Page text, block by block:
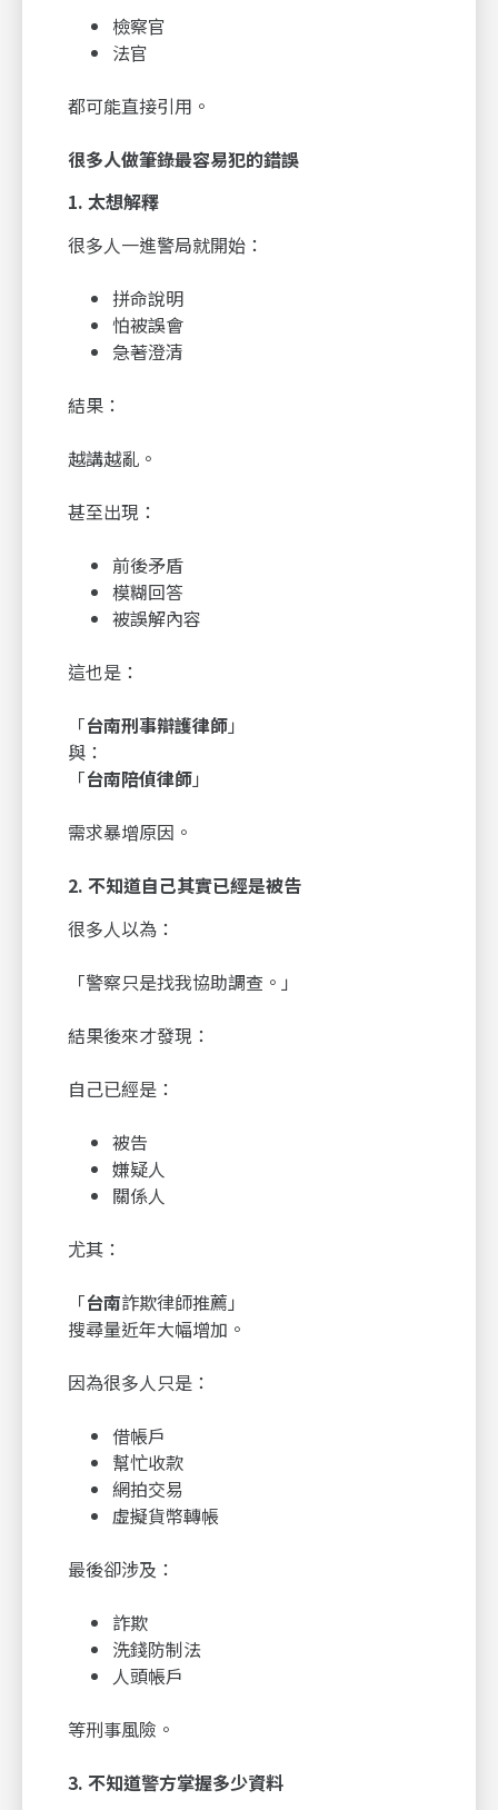
檢察官
法官
都可能直接引用。
很多人做筆錄最容易犯的錯誤
1. 太想解釋
很多人一進警局就開始：
拼命說明
怕被誤會
急著澄清
結果：
越講越亂。
甚至出現：
前後矛盾
模糊回答
被誤解內容
這也是：
「台南刑事辯護律師」
與：
「台南陪偵律師」
需求暴增原因。
2. 不知道自己其實已經是被告
很多人以為：
「警察只是找我協助調查。」
結果後來才發現：
自己已經是：
被告
嫌疑人
關係人
尤其：
「台南詐欺律師推薦」
搜尋量近年大幅增加。
因為很多人只是：
借帳戶
幫忙收款
網拍交易
虛擬貨幣轉帳
最後卻涉及：
詐欺
洗錢防制法
人頭帳戶
等刑事風險。
3. 不知道警方掌握多少資料